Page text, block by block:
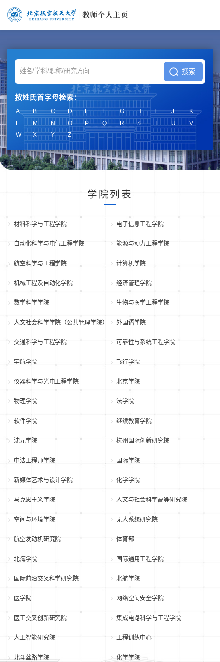
按姓氏首字母检索：
A B C D E F G H I J
K
L
M N O P Q R S T U
V
W
X Y Z
学院列表
材料科学与工程学院 电子信息工程学院
自动化科学与电气工程学院 能源与动力工程学院
航空科学与工程学院 计算机学院
机械工程及自动化学院 经济管理学院
数学科学学院 生物与医学工程学院
人文社会科学学院（公共管理学院） 外国语学院
交通科学与工程学院 可靠性与系统工程学院
宇航学院 飞行学院
仪器科学与光电工程学院 北京学院
物理学院 法学院
软件学院 继续教育学院
沈元学院 杭州国际创新研究院
中法工程师学院 国际学院
新媒体艺术与设计学院 化学学院
马克思主义学院 人文与社会科学高等研究院
空间与环境学院 无人系统研究院
航空发动机研究院 体育部
北海学院 国际通用工程学院
国际前沿交叉科学研究院 北航学院
医学院 网络空间安全学院
医工交叉创新研究院 集成电路科学与工程学院
人工智能研究院 工程训练中心
北斗丝路学院 化学学院